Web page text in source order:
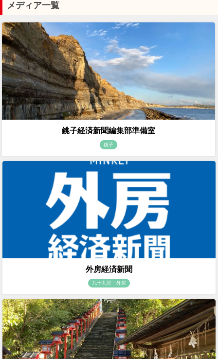
メディア一覧
銚子経済新聞編集部準備室
銚子
外房経済新聞
九十九里・外房